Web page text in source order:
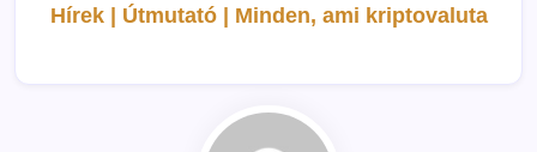
Hírek | Útmutató | Minden, ami kriptovaluta